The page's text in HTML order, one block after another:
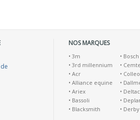
NOS MARQUES
• 3m
• 3rd millennium
• Acr
• Alliance equine
• Ariex
• Bassoli
• Blacksmith
• Bosch
•
•
•
•
•
• Derby